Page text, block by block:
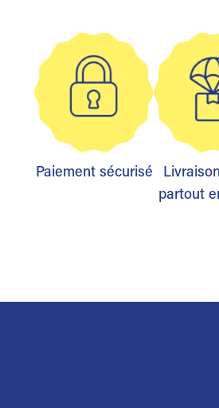
Paiement sécurisé
partout